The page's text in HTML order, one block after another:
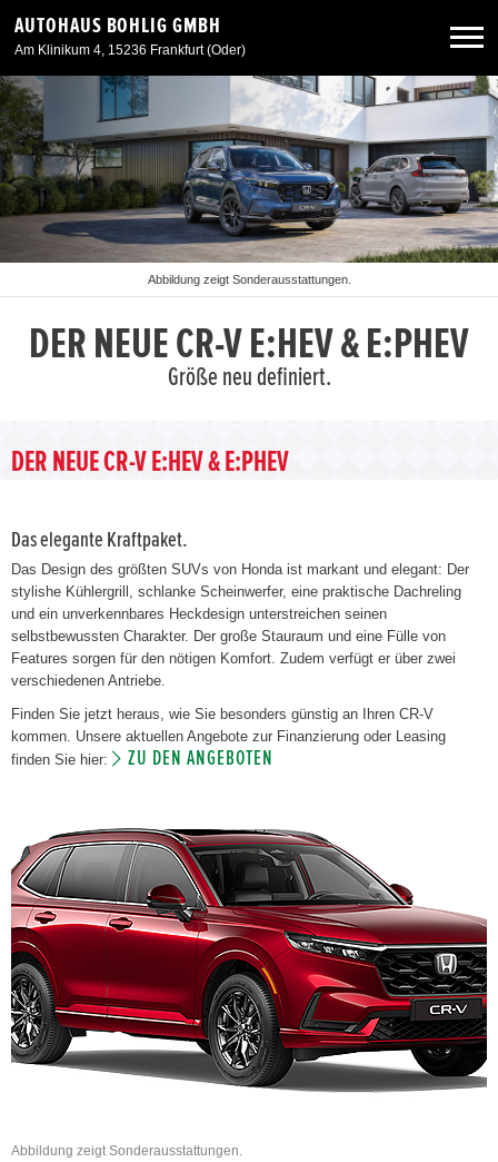
AUTOHAUS BOHLIG GMBH
Am Klinikum 4, 15236 Frankfurt (Oder)
Neuwagen
Gebrauchtwagen
Angebote
Abbildung zeigt Sonderausstattungen.
DER NEUE CR-V E:HEV & E:PHEV
Größe neu definiert.
DER NEUE CR-V E:HEV & E:PHEV
Das elegante Kraftpaket.
Das Design des größten SUVs von Honda ist markant und elegant: Der
stylishe Kühlergrill, schlanke Scheinwerfer, eine praktische Dachreling
und ein unverkennbares Heckdesign unterstreichen seinen
selbstbewussten Charakter. Der große Stauraum und eine Fülle von
Features sorgen für den nötigen Komfort. Zudem verfügt er über zwei
verschiedenen Antriebe.
Finden Sie jetzt heraus, wie Sie besonders günstig an Ihren CR-V
kommen. Unsere aktuellen Angebote zur Finanzierung oder Leasing
finden Sie hier:
ZU DEN ANGEBOTEN
Abbildung zeigt Sonderausstattungen.